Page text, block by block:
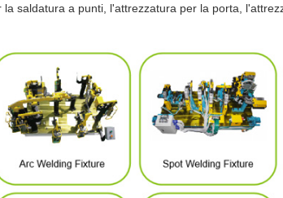
saldatura a punti, l'attrezzatura per la porta,